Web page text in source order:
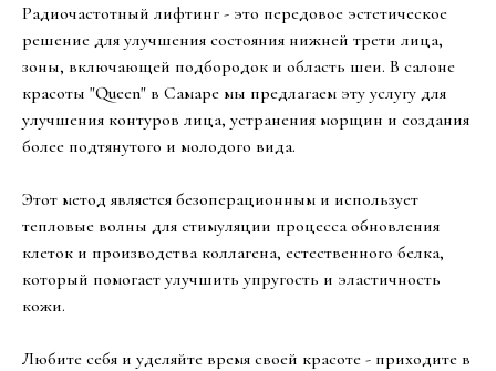
Радиочастотный лифтинг - это передовое эстетическое
решение для улучшения состояния нижней трети лица,
зоны, включающей подбородок и область шеи. В салоне
красоты "Queen" в Самаре мы предлагаем эту услугу для
улучшения контуров лица, устранения морщин и создания
более подтянутого и молодого вида.
Этот метод является безоперационным и использует
тепловые волны для стимуляции процесса обновления
клеток и производства коллагена, естественного белка,
который помогает улучшить упругость и эластичность
кожи.
Любите себя и уделяйте время своей красоте - приходите в